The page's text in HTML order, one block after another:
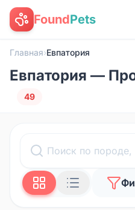
FoundPets
Главная›Евпатория
Евпатория —
49